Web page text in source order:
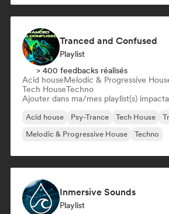
Tranced and Confused
Playlist
> 400 feedbacks réalisés
Acid houseMelodic & Progressive
Tech HouseTechno
Ajouter dans ma/mes playlist(s)
Acid house Psy-Trance Tech House
Melodic & Progressive House
Techno
Inmersive Sounds
Playlist